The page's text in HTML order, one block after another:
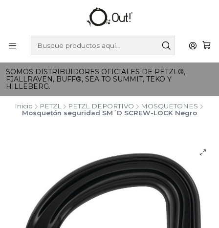
SOMOS DISTRIBUIDORES OFICIALES DE PETZL®,
FJALLRAVEN, BUFF®, SEA TO SUMMIT, TEKO Y
HILLEBERG.
Inicio PETZL PETZL DEPORTIVO
MOSQUETONES
Mosquetón seguridad SM´D SCREW-LOCK Negro